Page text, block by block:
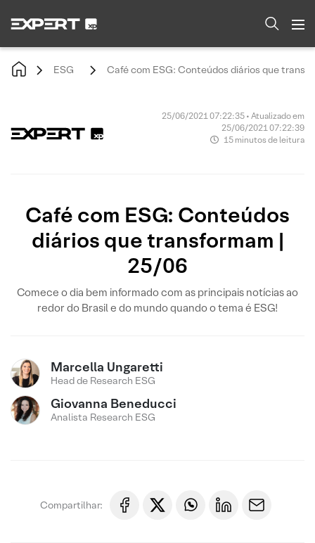
ESG Café com ESG: Conteúdos diários que
25/06/2021 07:22:35 • Atualizado em
25/06/2021 07:22:39
15 minutos de leitura
Café com ESG: Conteúdos
diários que transformam |
25/06
Comece o dia bem informado com as principais notícias ao
redor do Brasil e do mundo quando o tema é ESG!
Marcella Ungaretti
Head de Research ESG
Giovanna Beneducci
Analista Research ESG
Compartilhar: